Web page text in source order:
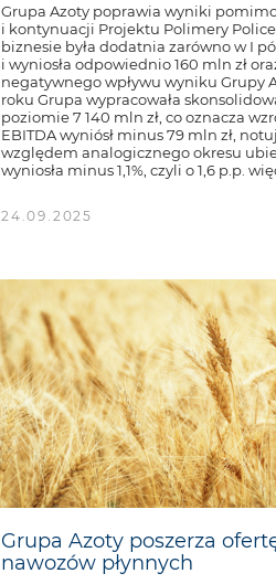
Grupa Azoty poprawia wyniki
i kontynuacji Projektu Polimery
biznesie była dodatnia zarówno w I
i wyniosła odpowiednio 160 mln zł
negatywnego wpływu wyniku Grupy
roku Grupa wypracowała
poziomie 7 140 mln zł, co oznacza
EBITDA wyniósł minus 79 mln zł,
względem analogicznego okresu
wyniosła minus 1,1%, czyli o 1,6 p.p.
24.09.2025
Grupa Azoty poszerza
nawozów płynnych